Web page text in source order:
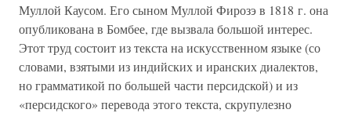
Муллой Каусом. Его сыном Муллой Фирозэ в 1818 г. она
опубликована в Бомбее, где вызвала большой интерес.
Этот труд состоит из текста на искусственном языке (со
словами, взятыми из индийских и иранских диалектов,
но грамматикой по большей части персидской) и из
«персидского» перевода этого текста, скрупулезно